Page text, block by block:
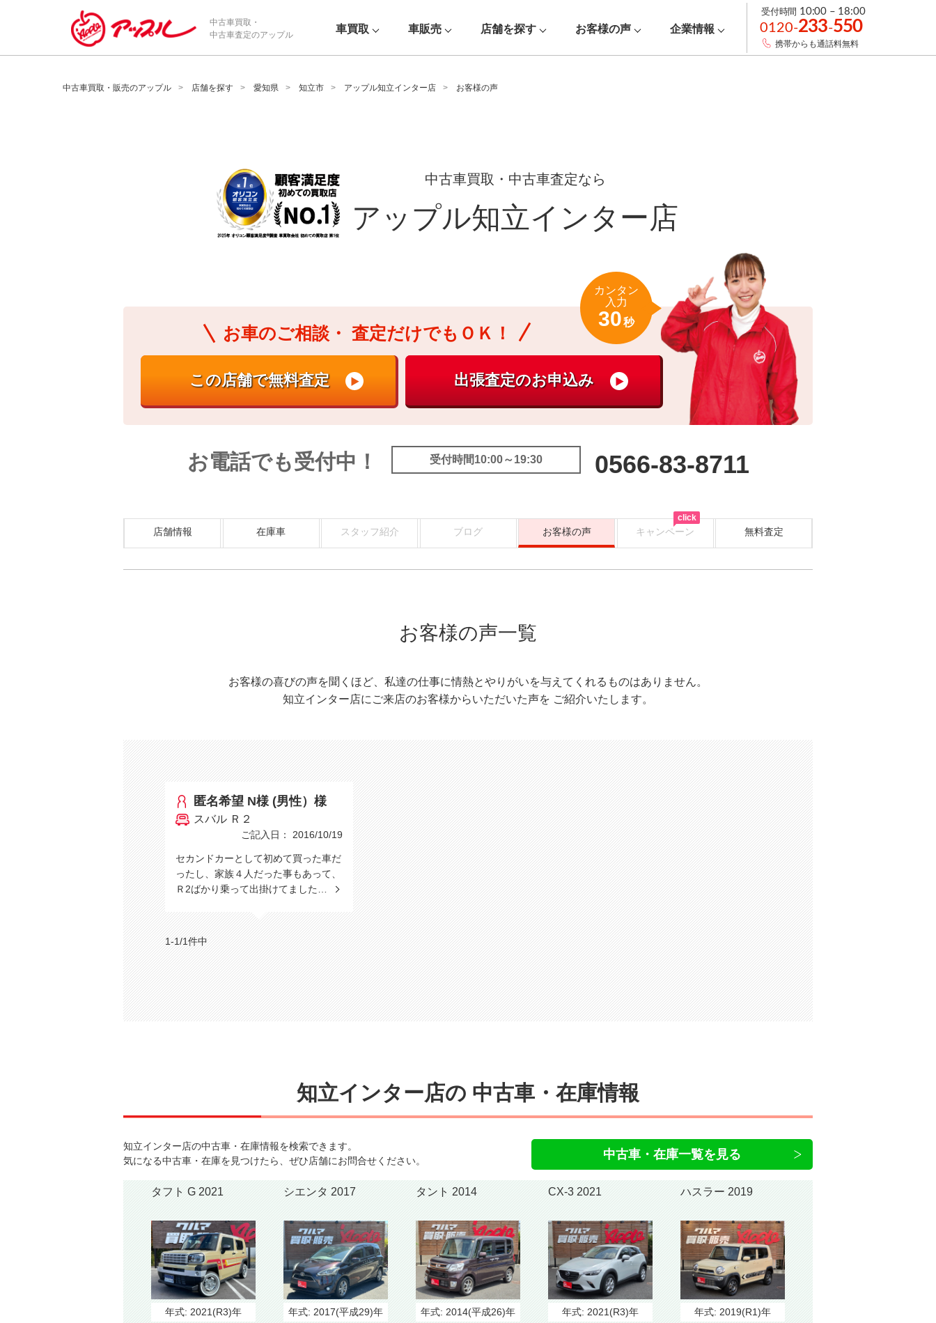
/*ABテスト_新規査定フォームの為のCVボタン*/
中古車買取・
中古車査定のアップル
車買取 車販売 店舗を探す お客様の声 企業情報
受付時間 10:00 – 18:00
0120-233-550
携帯からも通話料無料
中古車買取・販売のアップル 店舗を探す 愛知県 知立市 アップル知立インター店 お客様の声
中古車買取・中古車査定なら
アップル知立インター店
お車のご相談・ 査定だけでもＯＫ！
カンタン
入力
30秒
お電話でも受付中！ 受付時間10:00～19:30 0566-83-8711
店舗情報 在庫車 スタッフ紹介 ブログ お客様の声 キャンペーン 無料査定
click
お客様の声一覧
お客様の喜びの声を聞くほど、私達の仕事に情熱とやりがいを与えてくれるものはありません。
知立インター店にご来店のお客様からいただいた声を ご紹介いたします。
匿名希望 N様 (男性）様
スバル Ｒ２
ご記入日： 2016/10/19
セカンドカーとして初めて買った車だ
ったし、家族４人だった事もあって、
Ｒ2ばかり乗って出掛けてました…
1-1/1件中
知立インター店の 中古車・在庫情報
知立インター店の中古車・在庫情報を検索できます。
気になる中古車・在庫を見つけたら、ぜひ店舗にお問合せください。
中古車・在庫一覧を見る
タフト G 2021
年式: 2021(R3)年
シエンタ 2017
年式: 2017(平成29)年
タント 2014
年式: 2014(平成26)年
CX-3 2021
年式: 2021(R3)年
ハスラー 2019
年式: 2019(R1)年